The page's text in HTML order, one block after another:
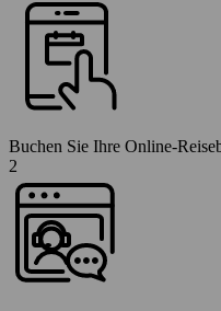
Buchen Sie Ihre Online-
2